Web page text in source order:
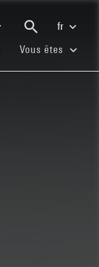
fr
(current)
Vous êtes